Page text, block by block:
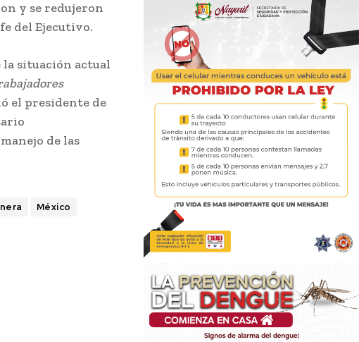
y se redujeron
del Ejecutivo.
la situación actual
el presidente de
de las
México